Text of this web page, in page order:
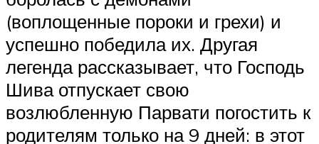
(воплощенные пороки и грехи) и
успешно победила их. Другая
легенда рассказывает, что Господь
Шива отпускает свою
возлюбленную Парвати погостить к
родителям только на 9 дней: в этот